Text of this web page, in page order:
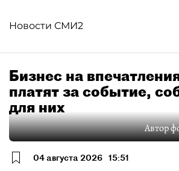
Новости СМИ2
Бизнес на
платят за событие,
для них
Автор
04 августа 2026 15:51